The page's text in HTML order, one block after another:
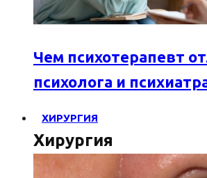
Чем психотерапевт
психолога и
ХИРУРГИЯ
Хирургия